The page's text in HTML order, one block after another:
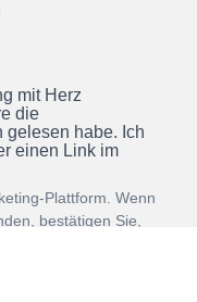
mit Herz
die
gelesen habe. Ich
einen Link im
Plattform. Wenn
bestätigen Sie,